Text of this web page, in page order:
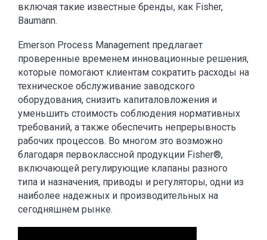
включая такие известные бренды, как Fisher,
Baumann.
Emerson Process Management предлагает
проверенные временем инновационные решения,
которые помогают клиентам сократить расходы на
техническое обслуживание заводского
оборудования, снизить капиталовложения и
уменьшить стоимость соблюдения нормативных
требований, а также обеспечить непрерывность
рабочих процессов. Во многом это возможно
благодаря первоклассной продукции Fisher®,
включающей регулирующие клапаны разного
типа и назначения, приводы и регуляторы, одни из
наиболее надежных и производительных на
сегодняшнем рынке.